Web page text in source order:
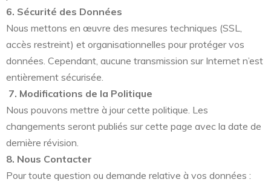
6. Sécurité des Données
Nous mettons en œuvre des mesures techniques (SSL,
accès restreint) et organisationnelles pour protéger vos
données. Cependant, aucune transmission sur Internet n’est
entièrement sécurisée.
7. Modifications de la Politique
Nous pouvons mettre à jour cette politique. Les
changements seront publiés sur cette page avec la date de
dernière révision.
8. Nous Contacter
Pour toute question ou demande relative à vos données :